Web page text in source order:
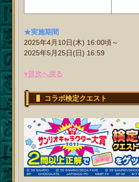
★実施期間
2025年4月10日(木) 16:00頃～
2025年5月25日(日) 16:59
♥目次へ戻る
コラボ検定クエスト